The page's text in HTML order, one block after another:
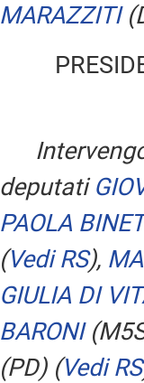
MARAZZITI
deputati
PAOLA
(Vedi RS),
GIULIA DI
BARONI
(PD) (Vedi RS